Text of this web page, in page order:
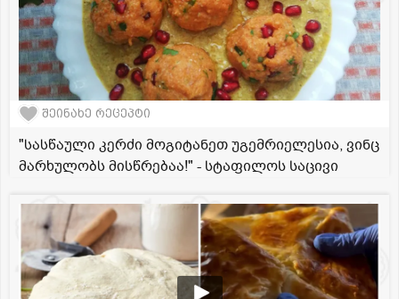
შეინახე რეცეპტი
"სასწაული კერძი მოგიტანეთ უგემრიელესია, ვინც
მარხულობს მისწრებაა!" - სტაფილოს საცივი